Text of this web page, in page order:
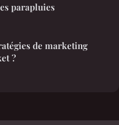
parapluies
de marketing
?